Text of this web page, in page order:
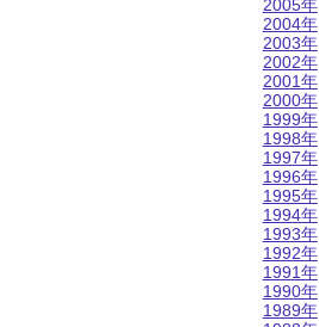
2005年
2004年
2003年
2002年
2001年
2000年
1999年
1998年
1997年
1996年
1995年
1994年
1993年
1992年
1991年
1990年
1989年